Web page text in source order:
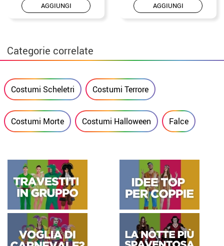
AGGIUNGI AGGIUNGI
Categorie correlate
Costumi Scheletri Costumi Terrore
Costumi Morte Costumi Halloween Falce